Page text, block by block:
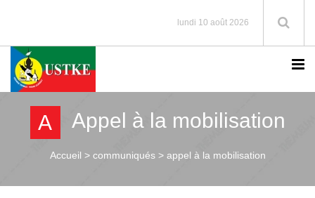
lundi 10 août 2026
A Appel à la mobilisation
Accueil >communiqués > appel à la mobilisation